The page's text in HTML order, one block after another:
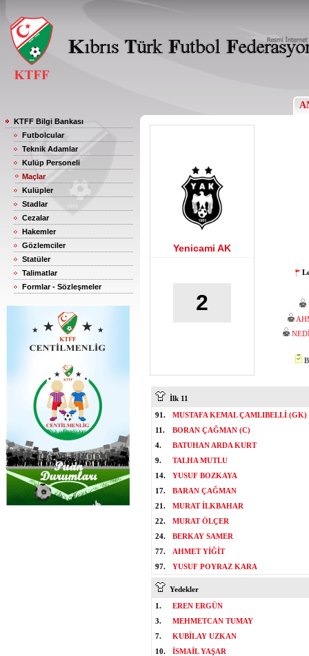
KTFF Bilgi Bankası
Futbolcular
Teknik Adamlar
Kulüp Personeli
Maçlar
Kulüpler
Stadlar
Cezalar
Hakemler
Gözlemciler
Statüler
Talimatlar
Formlar - Sözleşmeler
Yenicami AK
2
İlk 11
91.
MUSTAFA KEMAL ÇAMLIBELLİ (GK)
11.
BORAN ÇAĞMAN (C)
4.
BATUHAN ARDA KURT
9.
TALHA MUTLU
14.
YUSUF BOZKAYA
17.
BARAN ÇAĞMAN
21.
MURAT İLKBAHAR
22.
MURAT ÖLÇER
24.
BERKAY SAMER
77.
AHMET YİĞİT
97.
YUSUF POYRAZ KARA
Yedekler
1.
EREN ERGÜN
3.
MEHMETCAN TUMAY
7.
KUBİLAY UZKAN
10.
İSMAİL YAŞAR